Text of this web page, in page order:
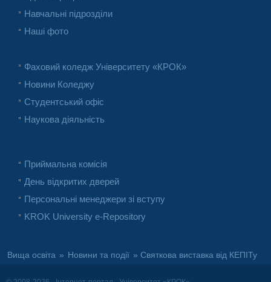
Навчальні підрозділи
Наші фото
Фаховий коледж Університету «КРОК»
Новини Коледжу
Студентський офіс
Наукова діяльність
Приймальна комісія
День відкритих дверей
Персональні менеджери зі вступу
KROK University e-Repository
Вища освіта » Новини та події » Святкова виставка від КЕПІТу